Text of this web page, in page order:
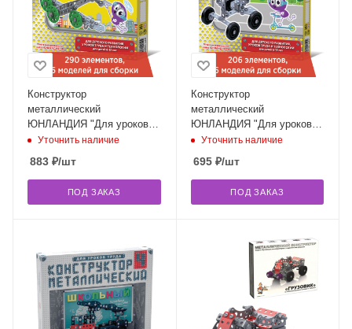
Конструктор
металлический
ЮНЛАНДИЯ "Для уроков
труда №2", развивающий,
290 элементов, 104680
Уточнить наличие
883 ₽/шт
ПОД ЗАКАЗ
Конструктор
металлический
ЮНЛАНДИЯ "Для уроков
труда №1", развивающий,
206 элементов, 104679
Уточнить наличие
695₽/шт
ПОД ЗАКАЗ